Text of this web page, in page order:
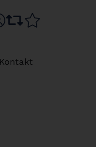
wechseln
sr.accountVergleichsliste
Kontakt